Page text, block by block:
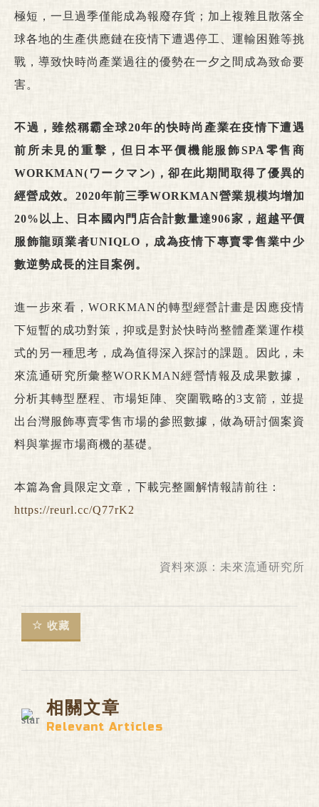
極短，一旦過季僅能成為報廢存貨；加上複雜且散落全
球各地的生產供應鏈在疫情下遭遇停工、運輸困難等挑
戰，導致快時尚產業過往的優勢在一夕之間成為致命要
害。
不過，雖然稱霸全球20年的快時尚產業在疫情下遭遇
前所未見的重擊，但日本平價機能服飾SPA零售商
WORKMAN(ワークマン)，卻在此期間取得了優異的
經營成效。2020年前三季WORKMAN營業規模均增加
20%以上、日本國內門店合計數量達906家，超越平價
服飾龍頭業者UNIQLO，成為疫情下專賣零售業中少
數逆勢成長的注目案例。
進一步來看，WORKMAN的轉型經營計畫是因應疫情
下短暫的成功對策，抑或是對於快時尚整體產業運作模
式的另一種思考，成為值得深入探討的課題。因此，未
來流通研究所彙整WORKMAN經營情報及成果數據，
分析其轉型歷程、市場矩陣、突圍戰略的3支箭，並提
出台灣服飾專賣零售市場的參照數據，做為研討個案資
料與掌握市場商機的基礎。
本篇為會員限定文章，下載完整圖解情報請前往：
https://reurl.cc/Q77rK2
資料來源： 未來流通研究所
收藏
相關文章
Relevant Articles